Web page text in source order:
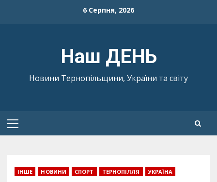
6 Серпня, 2026
Наш ДЕНЬ
Новини Тернопільщини, України та світу
Primary
ІНШЕ НОВИНИ СПОРТ ТЕРНОПІЛЛЯ УКРАЇНА